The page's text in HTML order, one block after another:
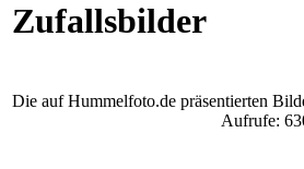
Zufallsbilder
Die auf Hummelfoto.de präsentierten
Aufrufe: